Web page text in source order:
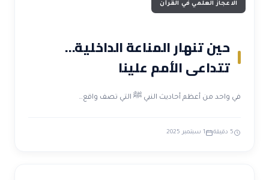
الاعجاز العلمي في القرآن
حين تنهار المناعة الداخلية…
تتداعى الأمم علينا
في واحد من أعظم أحاديث النبي ﷺ التي تصف واقع…
5 دقيقة 1 سبتمبر 2025